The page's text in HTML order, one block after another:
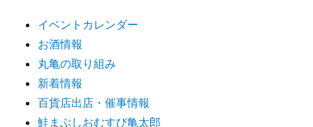
イベントカレンダー
お酒情報
丸亀の取り組み
新着情報
百貨店出店・催事情報
鮭まぶしおむすび亀太郎